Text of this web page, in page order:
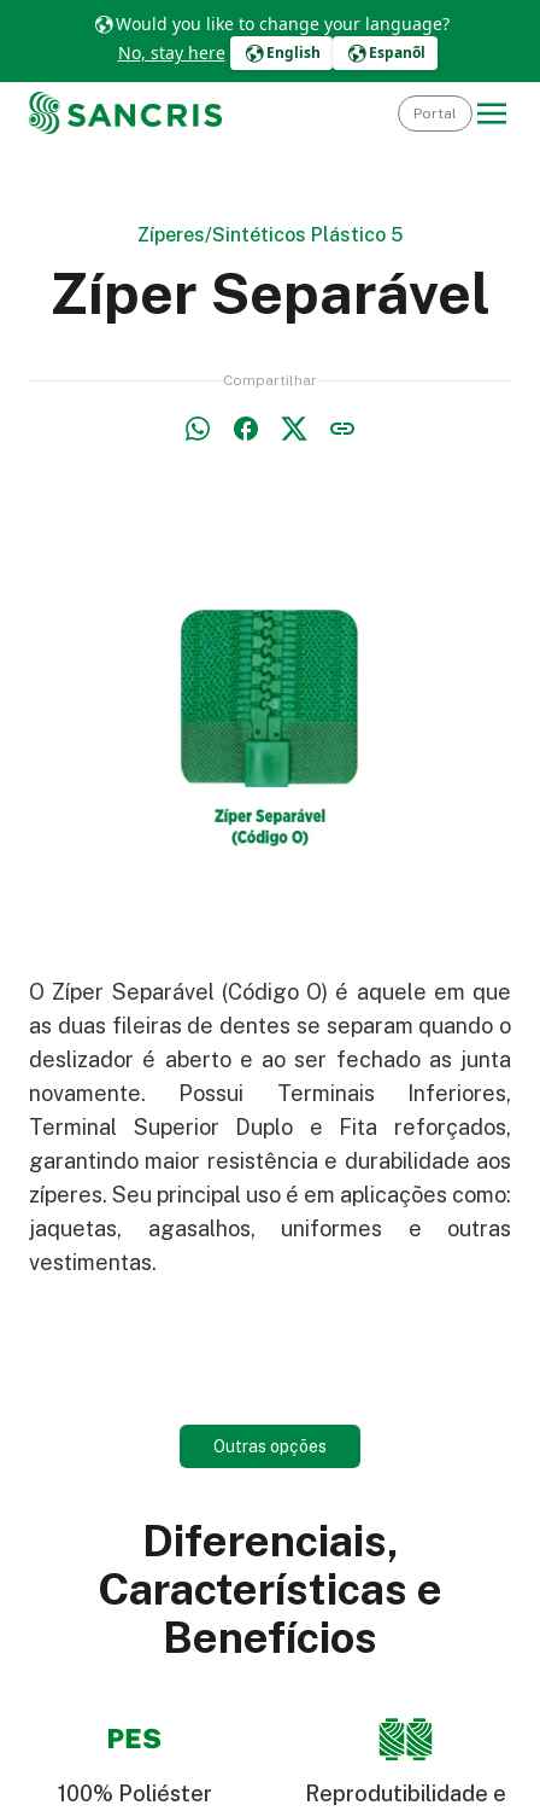
Would you like to change your language?
No, stay here
English Espanõl
Portal
Zíperes/Sintéticos Plástico 5
Zíper Separável
Compartilhar
O Zíper Separável (Código O) é aquele em que
as duas fileiras de dentes se separam quando o
deslizador é aberto e ao ser fechado as junta
novamente. Possui Terminais Inferiores,
Terminal Superior Duplo e Fita reforçados,
garantindo maior resistência e durabilidade aos
zíperes. Seu principal uso é em aplicações como:
jaquetas, agasalhos, uniformes e outras
vestimentas.
Outras opções
Diferenciais,
Características e
Benefícios
100% Poliéster
Reprodutibilidade e